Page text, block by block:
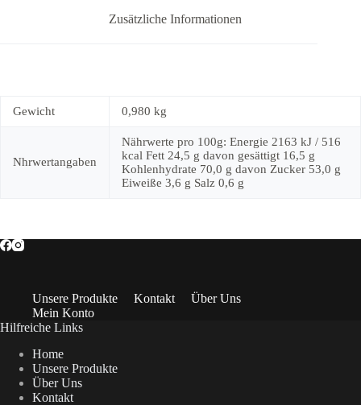
Zusätzliche Informationen
Gewicht 0,980 kg
Nhrwertangaben
Nährwerte pro 100g: Energie 2163 kJ / 516
kcal Fett 24,5 g davon gesättigt 16,5 g
Kohlenhydrate 70,0 g davon Zucker 53,0 g
Eiweiße 3,6 g Salz 0,6 g
Unsere Produkte Kontakt
Über Uns
Mein Konto
Hilfreiche Links
Home
Unsere Produkte
Über Uns
Kontakt